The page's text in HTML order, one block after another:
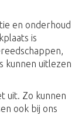
en onderhoud
is
kunnen uitlezen
uit. Zo kunnen
ook bij ons